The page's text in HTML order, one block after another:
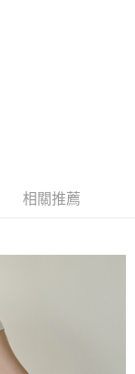
用無須另外申請。
跳轉到大哥付的交易
日，確認付款後即完
大直營門市／銀行轉
本公司）所提供，讓
店將買賣／分期付款
帳款。
相關推薦